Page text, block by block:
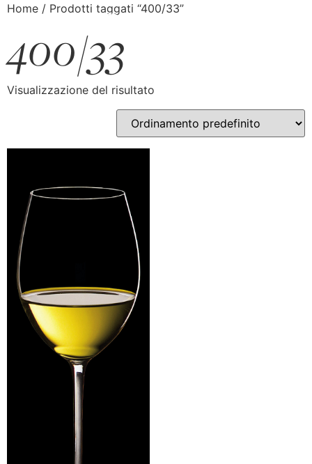
Home / Prodotti taggati “400/33”
400/33
Visualizzazione del risultato